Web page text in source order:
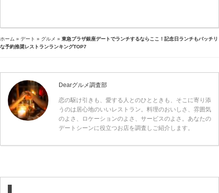
ホーム » デート » グルメ » 東急プラザ銀座デートでランチするならここ！記念日ランチもバッチリ
な予約推奨レストランランキングTOP7
Dearグルメ調査部
恋の駆け引きも、愛する人とのひとときも、そこに寄り添
うのは居心地のいいレストラン。料理のおいしさ、雰囲気
のよさ、ロケーションのよさ、サービスのよさ。あなたの
デートシーンに役立つお店を調査しご紹介します。